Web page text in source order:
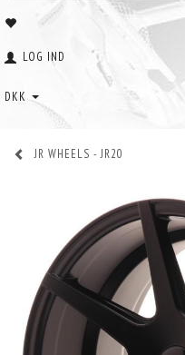
LOG IND
DKK
JR WHEELS - JR20